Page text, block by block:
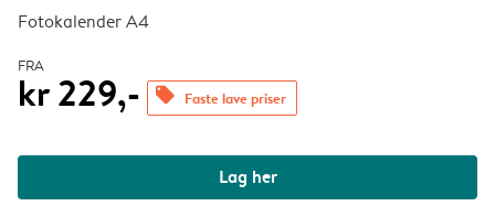
Fotokalender A4
FRA
kr 229,- offers Faste lave priser
Lag her